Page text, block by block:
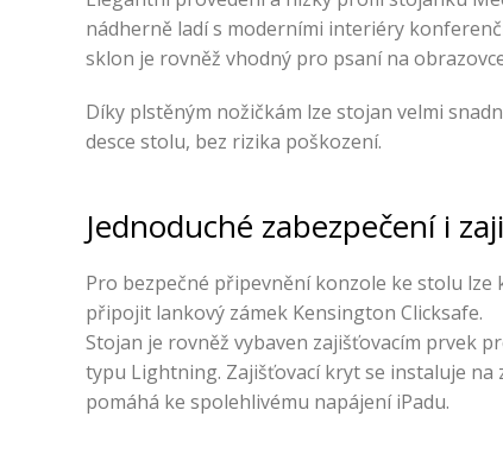
nádherně ladí s moderními interiéry
sklon je rovněž vhodný pro psaní na
Díky plstěným nožičkám lze stojan velmi
desce stolu, bez rizika poškození.
Jednoduché zabezpečení i
Pro bezpečné připevnění konzole ke stolu lze
připojit lankový zámek Kensington Clicksafe.
Stojan je rovněž vybaven zajišťovacím prvek
typu Lightning. Zajišťovací kryt se instaluje na
pomáhá ke spolehlivému napájení iPadu.